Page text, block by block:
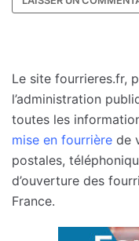
Le site fourrieres.fr,
l’administration
toutes les
mise en fourrière de
postales,
d’ouverture des
France.